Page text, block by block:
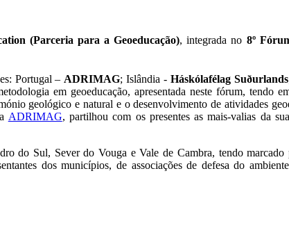
(Parceria para a Geoeducação), integrada no 8º
Portugal – ADRIMAG; Islândia - Háskólafélag Suðurlands
em geoeducação, apresentada neste fórum, tendo
geológico e natural e o desenvolvimento de atividades
ADRIMAG, partilhou com os presentes as mais-valias da
do Sul, Sever do Vouga e Vale de Cambra, tendo marcado
dos municípios, de associações de defesa do